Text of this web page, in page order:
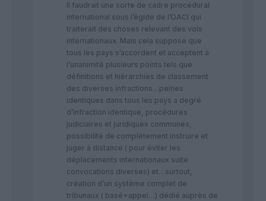
Il faudrait une sorte de cadre procédural
international sous l’égide de l’OACI qui
traiterait des choses relevant des vols
internationaux. Mais cela suppose que
tous les pays s’accordent et acceptent à
l’unanimité plusieurs points tels que
définitions et hiérarchies de classement
des diverses infractions…peines
identiques dans tous les pays a degré
d’infraction identique, procédures
judiciaires et juridiques communes,
possibilité de complètement instruire et
juger à distance ( pour éviter les
déplacements internationaux suite
convocations diverses) et…surtout,
création d’un système complet de
tribunaux ( basé+appel…) dédié auprès de